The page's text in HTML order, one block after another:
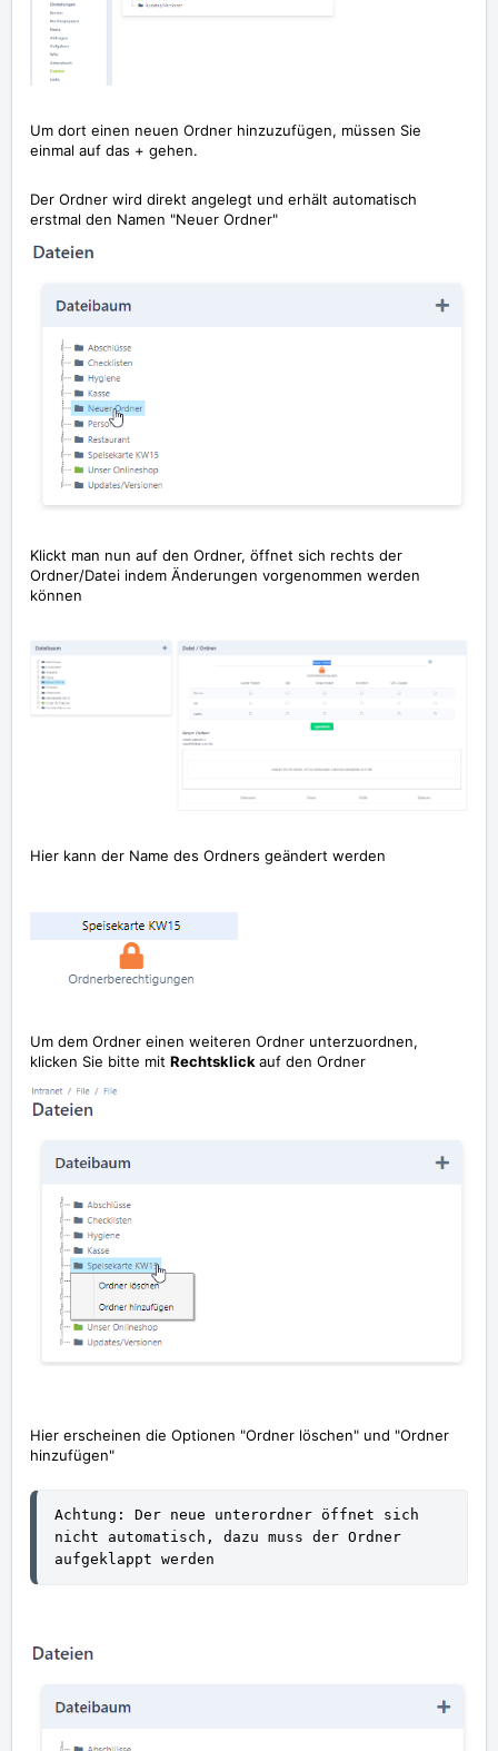
Um dort einen neuen Ordner hinzuzufügen, müssen Sie
einmal auf das + gehen.
Der Ordner wird direkt angelegt und erhält automatisch
erstmal den Namen "Neuer Ordner"
Klickt man nun auf den Ordner, öffnet sich rechts der
Ordner/Datei indem Änderungen vorgenommen werden
können
Hier kann der Name des Ordners geändert werden
Um dem Ordner einen weiteren Ordner unterzuordnen,
klicken Sie bitte mit Rechtsklick auf den Ordner
Hier erscheinen die Optionen "Ordner löschen" und "Ordner
hinzufügen"
Achtung: Der neue unterordner öffnet sich
nicht automatisch, dazu muss der Ordner
aufgeklappt werden